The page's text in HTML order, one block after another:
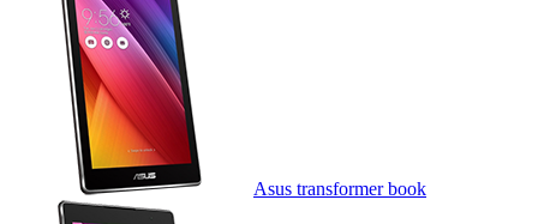
Asus transformer book